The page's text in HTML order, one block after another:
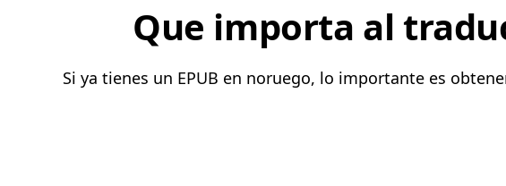
Que importa al
Si ya tienes un EPUB en noruego, lo importante es